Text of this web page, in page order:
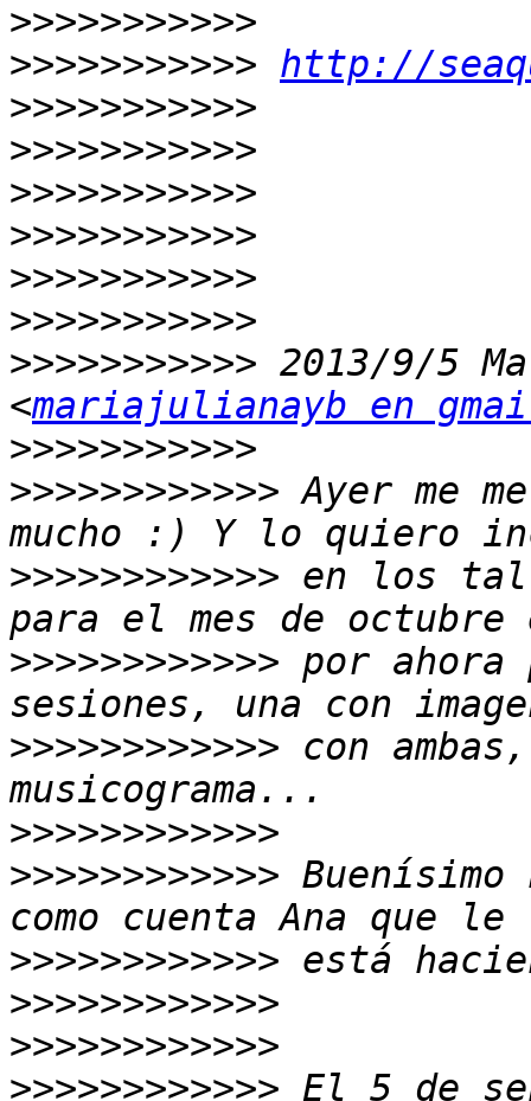
>>>>>>>>>>>
>>>>>>>>>>> http://
>>>>>>>>>>>
>>>>>>>>>>>
>>>>>>>>>>>
>>>>>>>>>>>
>>>>>>>>>>>
>>>>>>>>>>>
>>>>>>>>>>> 2013/9/5
<mariajulianayb en
>>>>>>>>>>>
>>>>>>>>>>>> Ayer me
>>>>>>>>>>>> en los
>>>>>>>>>>>> por ahora
>>>>>>>>>>>> con
>>>>>>>>>>>>
>>>>>>>>>>>>
>>>>>>>>>>>>
>>>>>>>>>>>>
>>>>>>>>>>>>
>>>>>>>>>>>> El 5 de